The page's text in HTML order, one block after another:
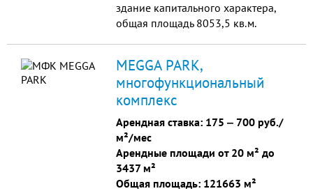
здание капитального характера,
общая площадь 8053,5 кв.м.
площадь земепьного участка - 5915
кв.м.
MEGGA PARK,
многофункциональный
комплекс
Арендная ставка: 175 ‒ 700 руб./
м²/мес
Арендные площади от 20 м² до
3437 м²
Общая площадь: 121663 м²